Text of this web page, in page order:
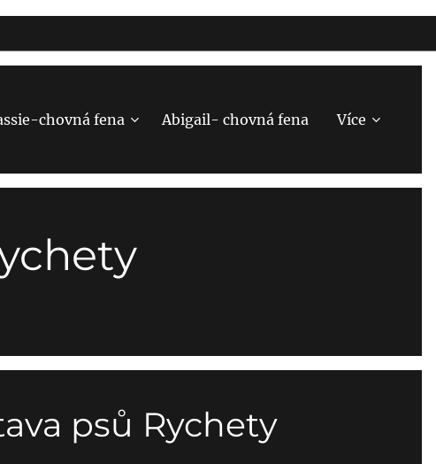
chovná fena Abigail- chovná fena Více
psů Rychety